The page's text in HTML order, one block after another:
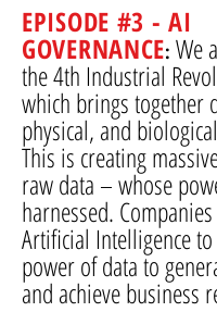
EPISODE #3 - AI
GOVERNANCE:We
the 4th Industrial
which brings together
physical, and
This is creating
raw data – whose
harnessed.
Artificial Intelligence
power of data to
and achieve business